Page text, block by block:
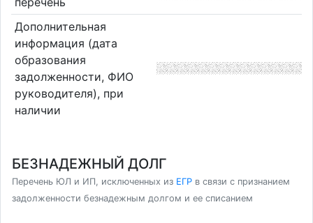
Дополнительная
информация (дата
образования
задолженности, ФИО
руководителя), при
наличии
БЕЗНАДЕЖНЫЙ ДОЛГ
Перечень ЮЛ и ИП, исключенных из ЕГР в связи с признанием
задолженности безнадежным долгом и ее списанием